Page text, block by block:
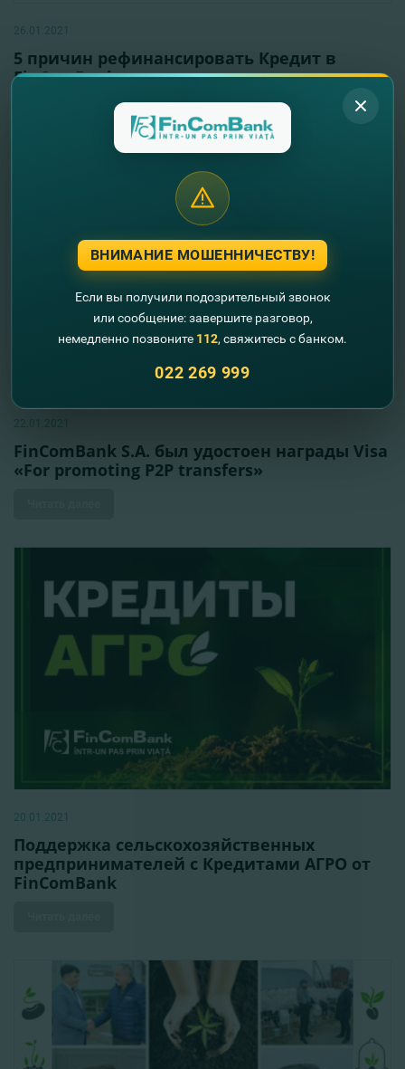
26.01.2021
5 причин рефинансировать Кредит в
FinComBank
22.01.2021
FinComBank S.A. был удостоен награды Visa
«For promoting P2P transfers»
20.01.2021
Поддержка сельскохозяйственных
предпринимателей с Кредитами АГРО от
FinComBank
ВНИМАНИЕ МОШЕННИЧЕСТВУ!
Если вы получили подозрительный звонок
или сообщение: завершите разговор,
немедленно позвоните 112, свяжитесь с банком.
022 269 999